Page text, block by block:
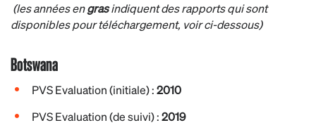
(les années engrasindiquent des rapports qui sont
disponibles pour téléchargement, voir ci-dessous)
Botswana
PVS Evaluation (initiale) :2010
PVS Evaluation (de suivi) :2019